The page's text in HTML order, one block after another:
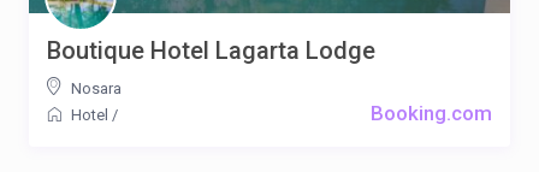
Booking.com
Boutique Hotel Lagarta Lodge
Nosara
Hotel /